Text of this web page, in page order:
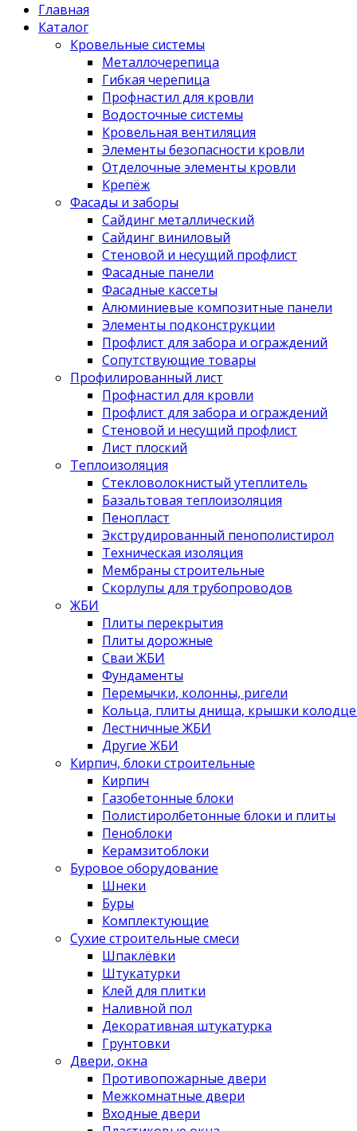
Главная
Каталог
Кровельные системы
Металлочерепица
Гибкая черепица
Профнастил для кровли
Водосточные системы
Кровельная вентиляция
Элементы безопасности кровли
Отделочные элементы кровли
Крепёж
Фасады и заборы
Сайдинг металлический
Сайдинг виниловый
Стеновой и несущий профлист
Фасадные панели
Фасадные кассеты
Алюминиевые композитные панели
Элементы подконструкции
Профлист для забора и ограждений
Сопутствующие товары
Профилированный лист
Профнастил для кровли
Профлист для забора и ограждений
Стеновой и несущий профлист
Лист плоский
Теплоизоляция
Стекловолокнистый утеплитель
Базальтовая теплоизоляция
Пенопласт
Экструдированный пенополистирол
Техническая изоляция
Мембраны строительные
Скорлупы для трубопроводов
ЖБИ
Плиты перекрытия
Плиты дорожные
Сваи ЖБИ
Фундаменты
Перемычки, колонны, ригели
Кольца, плиты днища, крышки
Лестничные ЖБИ
Другие ЖБИ
Кирпич, блоки строительные
Кирпич
Газобетонные блоки
Полистиролбетонные блоки и плиты
Пеноблоки
Керамзитоблоки
Буровое оборудование
Шнеки
Буры
Комплектующие
Сухие строительные смеси
Шпаклёвки
Штукатурки
Клей для плитки
Наливной пол
Декоративная штукатурка
Грунтовки
Двери, окна
Противопожарные двери
Межкомнатные двери
Входные двери